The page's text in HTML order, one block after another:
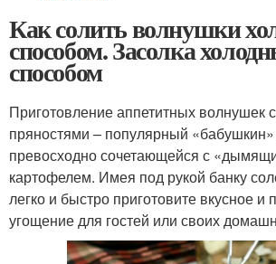
Как солить волнушки
способом. Засолка
способом
Приготовление аппетитных волнушек
пряностями – популярный «бабушкин»
превосходно сочетающейся с
картофелем. Имея под рукой банку
легко и быстро приготовите вкусное и
угощение для гостей или своих